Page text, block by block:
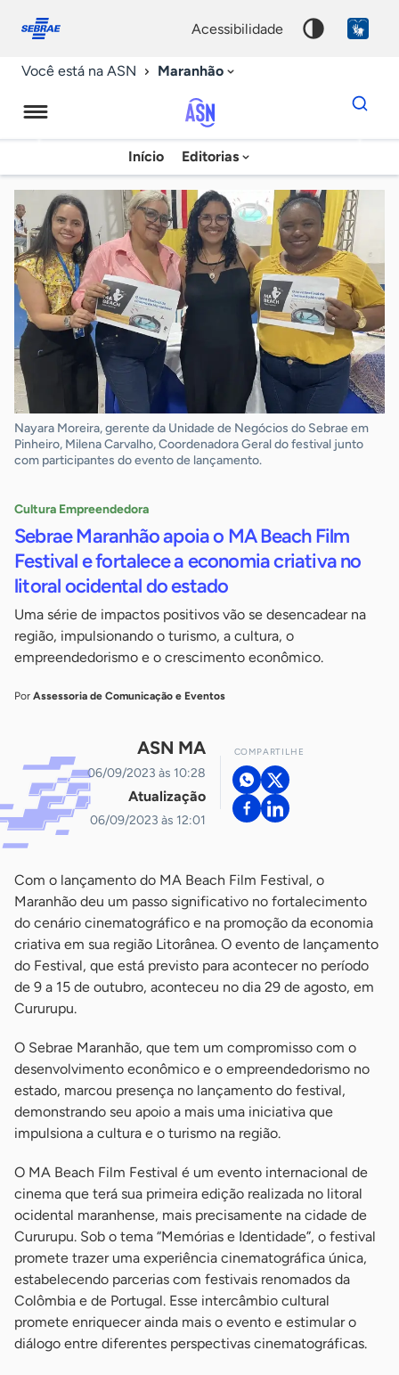
conosco
acessibilidade
Você está na ASN Maranhão
Agência
Sebrae
de
Notícias
Início Editorias
Dados
para
chave
Nayara Moreira, gerente da Unidade de Negócios do Sebrae em
Pinheiro, Milena Carvalho, Coordenadora Geral do festival junto
com participantes do evento de lançamento.
Cultura Empreendedora
Sebrae Maranhão apoia o MA Beach Film
Festival e fortalece a economia criativa no
litoral ocidental do estado
Uma série de impactos positivos vão se desencadear na
região, impulsionando o turismo, a cultura, o
empreendedorismo e o crescimento econômico.
Por Assessoria de Comunicação e Eventos
ASN MA
06/09/2023 às 10:28
Atualização
06/09/2023 às 12:01
COMPARTILHE
Com o lançamento do MA Beach Film Festival, o
Maranhão deu um passo significativo no fortalecimento
do cenário cinematográfico e na promoção da economia
criativa em sua região Litorânea. O evento de lançamento
do Festival, que está previsto para acontecer no período
de 9 a 15 de outubro, aconteceu no dia 29 de agosto, em
Cururupu.
O Sebrae Maranhão, que tem um compromisso com o
desenvolvimento econômico e o empreendedorismo no
estado, marcou presença no lançamento do festival,
demonstrando seu apoio a mais uma iniciativa que
impulsiona a cultura e o turismo na região.
O MA Beach Film Festival é um evento internacional de
cinema que terá sua primeira edição realizada no litoral
ocidental maranhense, mais precisamente na cidade de
Cururupu. Sob o tema “Memórias e Identidade”, o festival
promete trazer uma experiência cinematográfica única,
estabelecendo parcerias com festivais renomados da
Colômbia e de Portugal. Esse intercâmbio cultural
promete enriquecer ainda mais o evento e estimular o
diálogo entre diferentes perspectivas cinematográficas.